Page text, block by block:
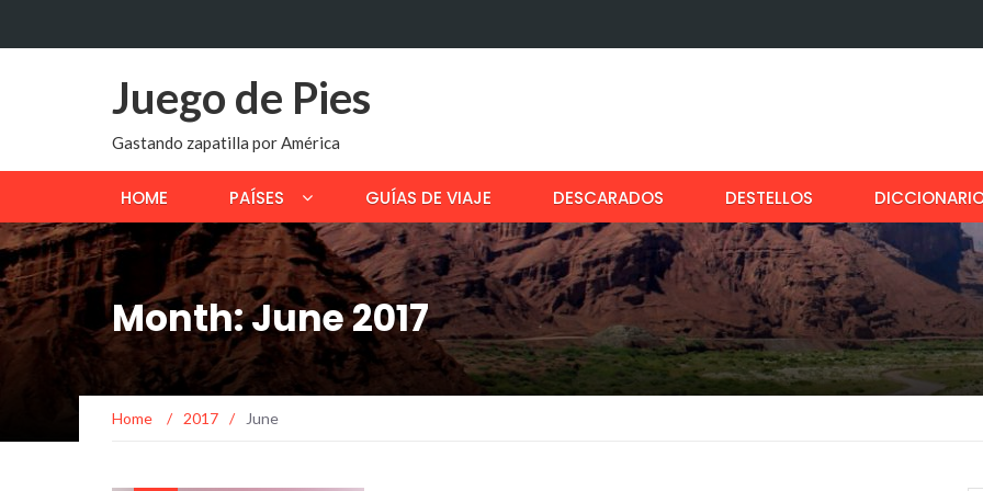
Juego de Pies
Gastando zapatilla por América
HOME PAÍSES GUÍAS DE VIAJE DESCARADOS DESTELLOS
Month: June 2017
Home / 2017 / June